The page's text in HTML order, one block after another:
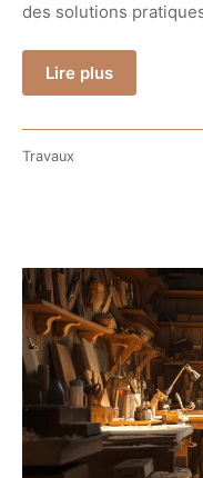
des solutions
Lire plus
Travaux